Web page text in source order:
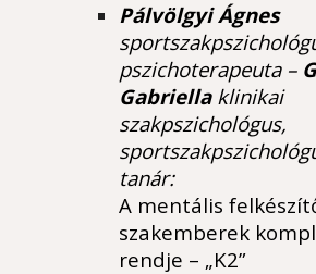
Pálvölgyi Ágnes
pszichoterapeuta –
Gabriellaklinikai
szakpszichológus,
tanár:
A mentális
szakemberek
rendje – „K2”